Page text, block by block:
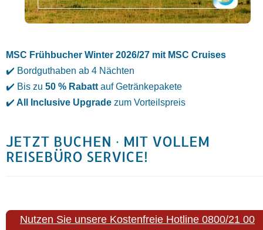
MSC Frühbucher Winter 2026/27 mit MSC Cruises
✔️ Bordguthaben ab 4 Nächten
✔️ Bis zu 50 % Rabatt auf Getränkepakete
✔️ All Inclusive Upgrade zum Vorteilspreis
JETZT BUCHEN · MIT VOLLEM
REISEBÜRO SERVICE!
Nutzen Sie unsere Kostenfreie Hotline 0800/21 00